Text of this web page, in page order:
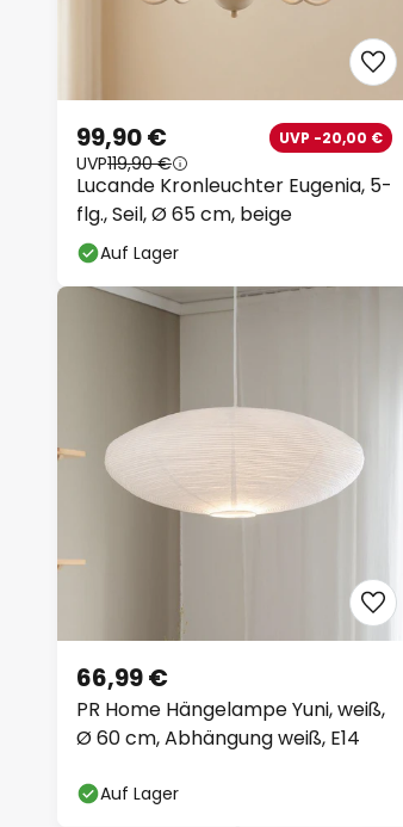
Lucande Kronleuchter Eugenia, 5-
flg., Seil, Ø 65 cm, beige
99,90 € UVP -20,00 €
UVP119,90 €
Auf Lager
PR Home Hängelampe Yuni, weiß,
Ø 60 cm, Abhängung weiß, E14
66,99 €
Auf Lager